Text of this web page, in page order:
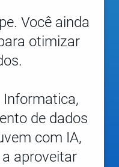
Você ainda
otimizar
Informatica,
de dados
com IA,
aproveitar